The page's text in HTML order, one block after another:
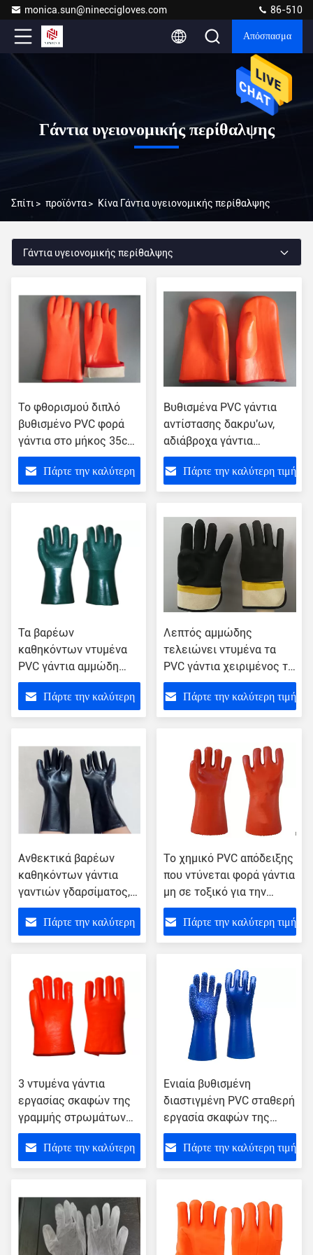
monica.sun@nineccigloves.com 86-510
Απόσπασμα
Γάντια υγειονομικής περίθαλψης
Σπίτι > προϊόντα> Κίνα Γάντια υγειονομικής περίθαλψης
Γάντια υγειονομικής περίθαλψης
Το φθορισμού διπλό
βυθισμένο PVC φορά
γάντια στο μήκος 35cm
με μονωμένο το αφρός
σκάφος της γραμμής
Πάρτε την καλύτερη
Βυθισμένα PVC γάντια
αντίστασης δακρυ'ων,
αδιάβροχα γάντια
εργασίας 3 στρώματα
σκαφών της γραμμής
Πάρτε την καλύτερη τιμή
Τα βαρέων
καθηκόντων ντυμένα
PVC γάντια αμμώδη
τελειώνουν με την
πρόσθετη μακροχρόνια
διάρκεια ζωής
Πάρτε την καλύτερη
Λεπτός αμμώδης
τελειώνει ντυμένα τα
PVC γάντια χειριμένος τη
λειαντική υγρή απόδειξη
υλικώνΠάρτε την καλύτερη τιμή
Ανθεκτικά βαρέων
καθηκόντων γάντια
γαντιών γδαρσίματος,
μονωμένη ανοικτή
μανσέτα γαντιών PVC
Πάρτε την καλύτερη
Το χημικό PVC απόδειξης
που ντύνεται φορά γάντια
μη σε τοξικό για την
κατασκευή μηχανημάτων
Πάρτε την καλύτερη τιμή
3 ντυμένα γάντια
εργασίας σκαφών της
γραμμής στρωμάτων
PVC, θερμικός
αδιάβροχος ομαλός
γαντιών που
Πάρτε την καλύτερη
Ενιαία βυθισμένη
διαστιγμένη PVC σταθερή
εργασία σκαφών της
γραμμής
συναρμολογήσεων
γαντιών γαντιών
Πάρτε την καλύτερη τιμή